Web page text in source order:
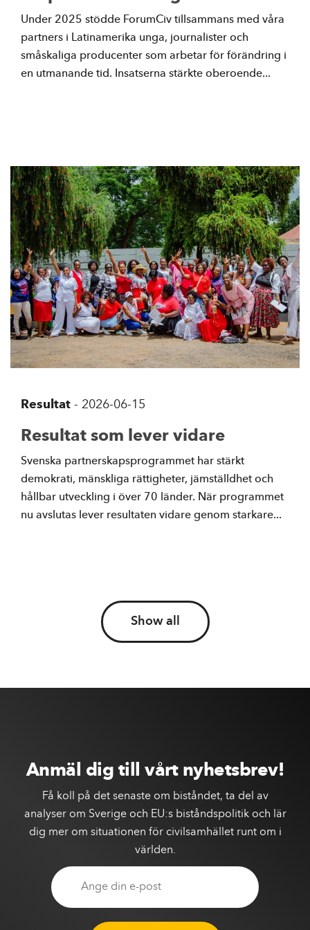
Under 2025 stödde ForumCiv tillsammans med våra
partners i Latinamerika unga, journalister och
småskaliga producenter som arbetar för förändring i
en utmanande tid. Insatserna stärkte oberoende...
Resultat - 2026-06-15
Resultat som lever vidare
Svenska partnerskapsprogrammet har stärkt
demokrati, mänskliga rättigheter, jämställdhet och
hållbar utveckling i över 70 länder. När programmet
nu avslutas lever resultaten vidare genom starkare...
Show all
Anmäl dig till vårt nyhetsbrev!
Få koll på det senaste om biståndet, ta del av
analyser om Sverige och EU:s biståndspolitik och lär
dig mer om situationen för civilsamhället runt om i
världen.